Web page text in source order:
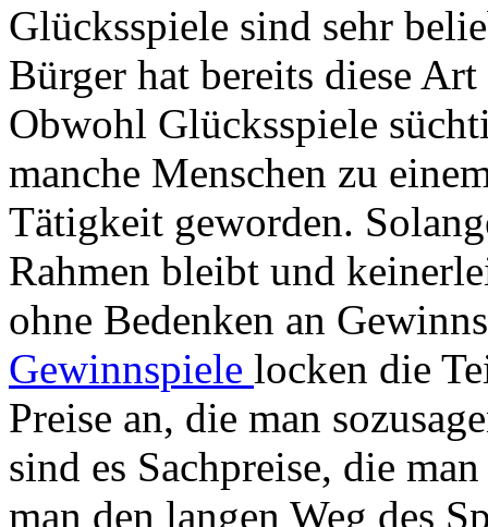
Glücksspiele sind sehr
Bürger hat bereits diese
Obwohl Glücksspiele
manche Menschen zu
Tätigkeit geworden.
Rahmen bleibt und
ohne Bedenken an
Gewinnspiele locken die
Preise an, die man
sind es Sachpreise, die
man den langen Weg des